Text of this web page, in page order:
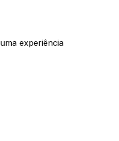
uma experiência